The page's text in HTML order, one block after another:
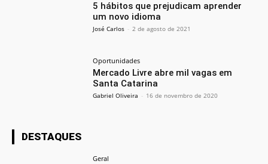
5 hábitos que prejudicam aprender
um novo idioma
José Carlos - 2 de agosto de 2021
Oportunidades
Mercado Livre abre mil vagas em
Santa Catarina
Gabriel Oliveira - 16 de novembro de 2020
DESTAQUES
Geral